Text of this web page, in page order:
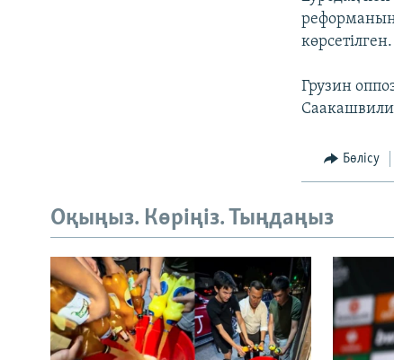
реформаның
көрсетілген.
Грузин
Бөлісу
Оқыңыз. Көріңіз. Тыңдаңыз